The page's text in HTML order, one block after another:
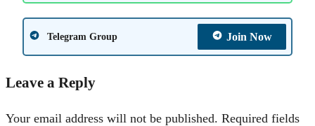
Telegram Group Join Now
Leave a Reply
Your email address will not be published. Required fields